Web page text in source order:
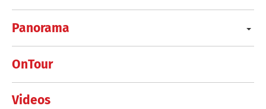
Panorama
OnTour
Videos